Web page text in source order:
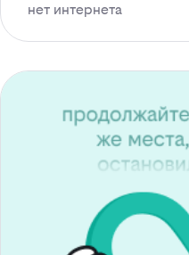
нет интернета